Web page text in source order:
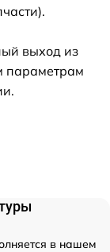
выход из
параметрам
в нашем